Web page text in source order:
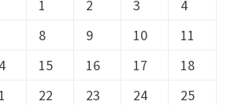
1
2 3
4
8 9 10
11
15 16 17
18
22 23 24
25